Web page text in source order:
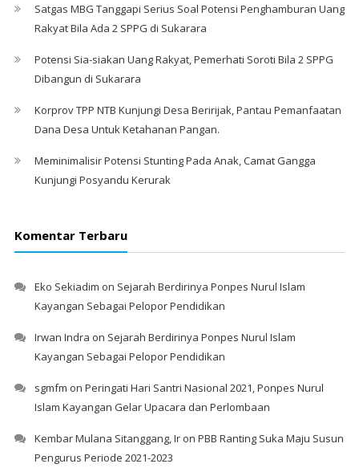
Satgas MBG Tanggapi Serius Soal Potensi Penghamburan Uang
Rakyat Bila Ada 2 SPPG di Sukarara
Potensi Sia-siakan Uang Rakyat, Pemerhati Soroti Bila 2 SPPG
Dibangun di Sukarara
Korprov TPP NTB Kunjungi Desa Beririjak, Pantau Pemanfaatan
Dana Desa Untuk Ketahanan Pangan.
Meminimalisir Potensi Stunting Pada Anak, Camat Gangga
Kunjungi Posyandu Kerurak
Komentar Terbaru
Eko Sekiadim on Sejarah Berdirinya Ponpes Nurul Islam
Kayangan Sebagai Pelopor Pendidikan
Irwan Indra on Sejarah Berdirinya Ponpes Nurul Islam
Kayangan Sebagai Pelopor Pendidikan
sgmfm on Peringati Hari Santri Nasional 2021, Ponpes Nurul
Islam Kayangan Gelar Upacara dan Perlombaan
Kembar Mulana Sitanggang, Iron PBB Ranting Suka Maju Susun
Pengurus Periode 2021-2023